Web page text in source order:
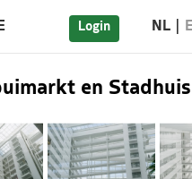
Login NL
en Stadhuis